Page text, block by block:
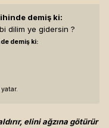
demiş ki:
dilim ye gidersin ?
demiş ki:
elini ağzına götürür